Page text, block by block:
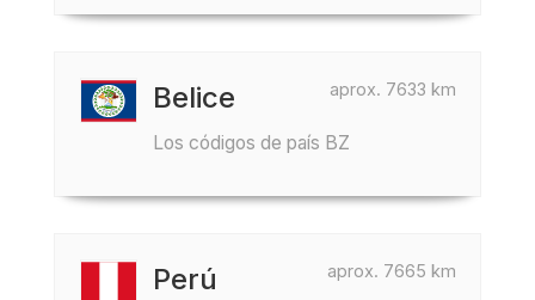
aprox. 7633 km
Belice
Los códigos de país BZ
aprox. 7665 km
Perú